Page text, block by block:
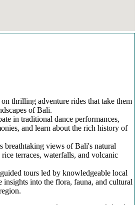
thrilling adventure rides that take them
of Bali.
in traditional dance performances,
and learn about the rich history of
breathtaking views of Bali's natural
terraces, waterfalls, and volcanic
tours led by knowledgeable local
insights into the flora, fauna, and cultural